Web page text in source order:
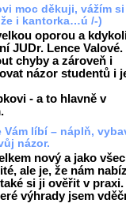
moc děkuji, vážím
i kantorka…ú /-)
oporou a
JUDr. Lence Valové.
chyby a zároveň i
názor studentů i
- a to hlavně v
Vám líbí – náplň,
názor.
nový a jako
ale je, že nám
si ji ověřit v praxi.
výhrady jsem